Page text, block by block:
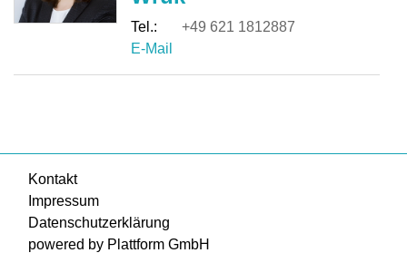
+49 621 1812887
Kontakt
Impressum
Datenschutzerklärung
powered by Plattform GmbH